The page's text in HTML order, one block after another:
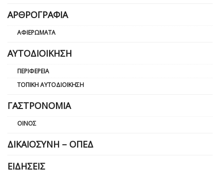
ΑΡΘΡΟΓΡΑΦΊΑ
ΑΦΙΕΡΏΜΑΤΑ
ΑΥΤΟΔΙΟΊΚΗΣΗ
ΠΕΡΙΦΈΡΕΙΑ
ΤΟΠΙΚΉ ΑΥΤΟΔΙΟΊΚΗΣΗ
ΓΑΣΤΡΟΝΟΜΊΑ
ΟΊΝΟΣ
ΔΙΚΑΙΟΣΎΝΗ – ΟΠΕΔ
ΕΙΔΉΣΕΙΣ